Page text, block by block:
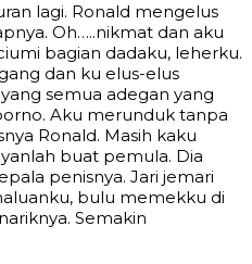
lagi. Ronald mengelus
Oh…..nikmat dan aku
bagian dadaku, leherku.
dan ku elus-elus
semua adegan yang
Aku merunduk tanpa
Ronald. Masih kaku
buat pemula. Dia
penisnya. Jari jemari
bulu memekku di
Semakin